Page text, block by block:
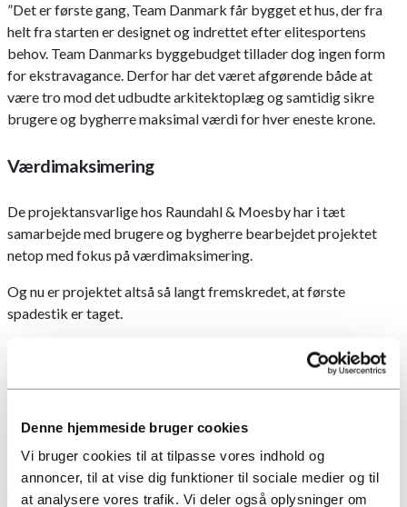
Denne hjemmeside bruger cookies
Vi bruger cookies til at tilpasse vores indhold og
annoncer, til at vise dig funktioner til sociale medier og til
at analysere vores trafik. Vi deler også oplysninger om
”Det er første gang, Team Danmark får bygget et hus, der fra
helt fra starten er designet og indrettet efter elitesportens
behov. Team Danmarks byggebudget tillader dog ingen form
for ekstravagance. Derfor har det været afgørende både at
være tro mod det udbudte arkitektoplæg og samtidig sikre
brugere og bygherre maksimal værdi for hver eneste krone.
Værdimaksimering
De projektansvarlige hos Raundahl & Moesby har i tæt
samarbejde med brugere og bygherre bearbejdet projektet
netop med fokus på værdimaksimering.
Og nu er projektet altså så langt fremskredet, at første
spadestik er taget.
inklusiv en kælder og får en markant visuel identitet med
anodiserede aluminiumsfacader, store glaspartier og en
tagterrasse, der fungerer som en grøn oase for atleter og
medarbejdere.